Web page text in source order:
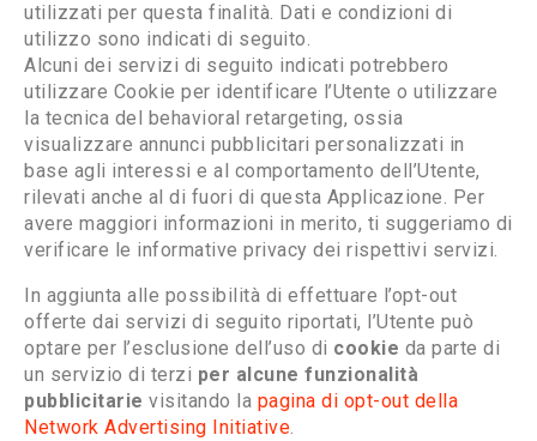
utilizzati per questa finalità. Dati e condizioni di
utilizzo sono indicati di seguito.
Alcuni dei servizi di seguito indicati potrebbero
utilizzare Cookie per identificare l’Utente o utilizzare
la tecnica del behavioral retargeting, ossia
visualizzare annunci pubblicitari personalizzati in
base agli interessi e al comportamento dell’Utente,
rilevati anche al di fuori di questa Applicazione. Per
avere maggiori informazioni in merito, ti suggeriamo di
verificare le informative privacy dei rispettivi servizi.
In aggiunta alle possibilità di effettuare l’opt-out
offerte dai servizi di seguito riportati, l’Utente può
optare per l’esclusione dell’uso di cookie da parte di
un servizio di terzi per alcune funzionalità
pubblicitarie visitando la pagina di opt-out della
Network Advertising Initiative.